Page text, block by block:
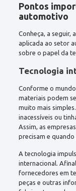
Pontos
automotivo
Conheça, a seguir,
aplicada ao setor
sobre o papel da
Tecnologia
Conforme o
materiais podem
muito mais
inacessíveis ou
Assim, as
precisam e quando
A tecnologia
internacional.
fornecedores em
peças e outras